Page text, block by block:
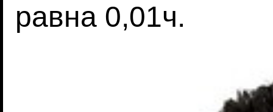
равна 0,01ч.